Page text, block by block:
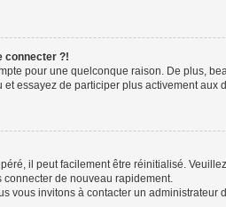
connecter ?!
pour une quelconque raison. De plus,
essayez de participer plus activement aux
il peut facilement être réinitialisé.
de nouveau rapidement.
vous invitons à contacter un administrateur